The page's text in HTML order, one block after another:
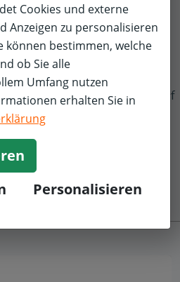
Kosten im Vorfeld und bei
nicht im
und anzuwählen.
Cookies und externe
Anzeigen zu personalisieren
können bestimmen, welche
ob Sie alle
Umfang nutzen
erhalten Sie in
Personalisieren
f